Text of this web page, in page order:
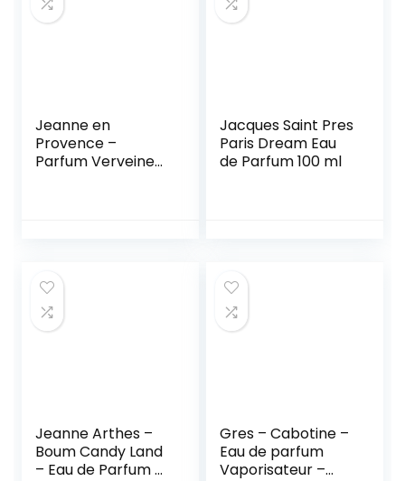
Jeanne en
Provence –
Parfum Verveine
Jacques Saint Pres
Paris Dream Eau
de Parfum 100 ml
Jeanne Arthes –
Boum Candy Land
– Eau de Parfum –
Gres – Cabotine –
Eau de parfum
Vaporisateur –